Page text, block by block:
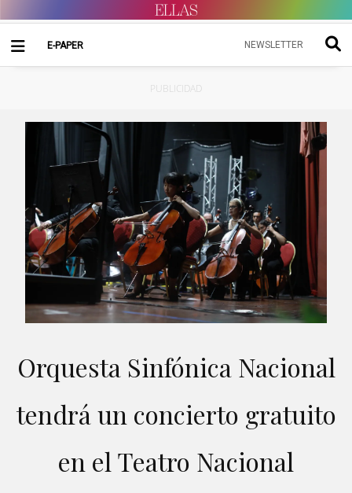
E-PAPER NEWSLETTER
PUBLICIDAD
Orquesta Sinfónica Nacional
tendrá un concierto gratuito
en el Teatro Nacional